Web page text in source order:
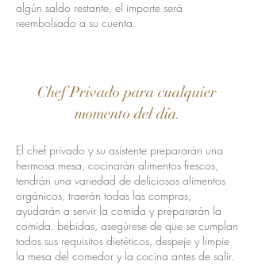
algún saldo restante, el importe será
reembolsado a su cuenta.
Chef Privado para cualquier
momento del día.
El chef privado y su asistente prepararán una
hermosa mesa, cocinarán alimentos frescos,
tendrán una variedad de deliciosos alimentos
orgánicos, traerán todas las compras,
ayudarán a servir la comida y prepararán la
comida. bebidas, asegúrese de que se cumplan
todos sus requisitos dietéticos, despeje y limpie
la mesa del comedor y la cocina antes de salir.